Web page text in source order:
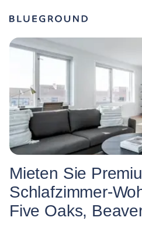
Mieten Sie
Schlafzimmer-
Five Oaks,